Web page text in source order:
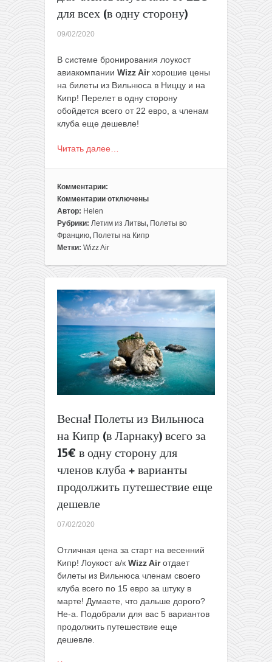
за
163€
с
для всех (в одну сторону)
09/02/2020
В системе бронирования лоукост
авиакомпании Wizz Airхорошие цены
на билеты из Вильнюса в Ниццу и на
Кипр! Перелет в одну сторону
обойдется всего от 22 евро, а членам
клуба еще дешевле!
Читать далее…
Комментарии:
Комментарии
к
записи
Wizz
Air:
Вильнюса
Кипр
и
Ниццу
всего
или
22€
для
одну
сторону)
отключены
Автор: Helen
Рубрики: Летим из Литвы, Полеты во
Францию, Полеты на Кипр
Метки: Wizz Air
Весна! Полеты из Вильнюса
на Кипр (в Ларнаку) всего за
15€ в одну сторону для
членов клуба + варианты
продолжить путешествие еще
дешевле
07/02/2020
Отличная цена за старт на весенний
Кипр! Лоукост а/к Wizz Airотдает
билеты из Вильнюса членам своего
клуба всего по 15 евро за штуку в
марте! Думаете, что дальше дорого?
Не-а. Подобрали для вас 5 вариантов
продолжить путешествие еще
дешевле.